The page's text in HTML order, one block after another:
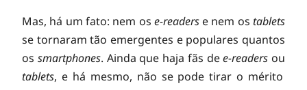
o
n
Mas, há um fato: nem os e-readerse nem ostablets
se tornaram tão emergentes e populares quantos
os smartphones. Ainda que haja fãs dee-readers ou
tablets, e há mesmo, não se pode tirar o mérito